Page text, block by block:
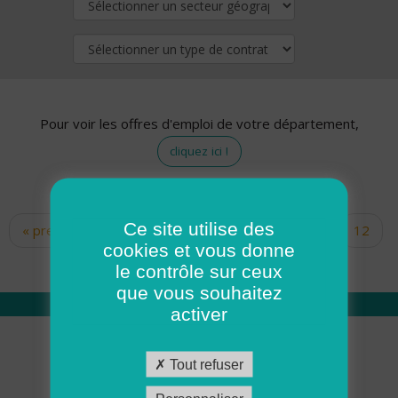
Pour voir les offres d'emploi de votre département,
cliquez ici !
Pages
« premier ‹ précédent … 10
12
14 15 16 17
Qui sommes nous
Académie ADMR
Ce site utilise des
cookies et vous donne
le contrôle sur ceux
que vous souhaitez
activer
Tout refuser